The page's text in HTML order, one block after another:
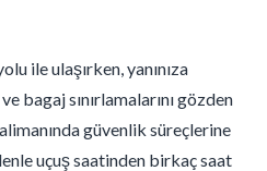
ile ulaşırken, yanınıza
bagaj sınırlamalarını gözden
güvenlik süreçlerine
uçuş saatinden birkaç saat